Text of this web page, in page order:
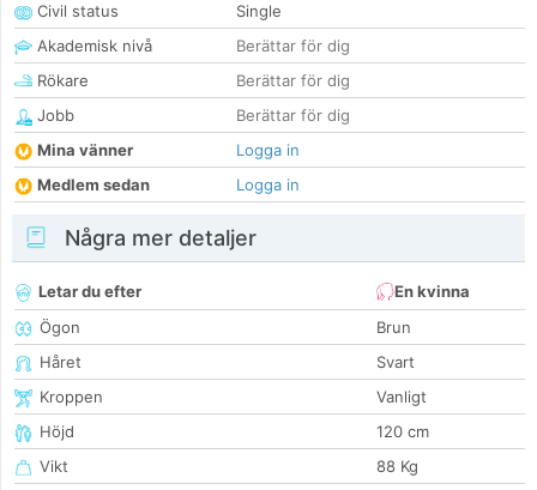
Civil status
Single
Akademisk nivå
Berättar för dig
Rökare
Berättar för dig
Jobb
Berättar för dig
Mina vänner
Logga in
Medlem sedan
Logga in
Några mer detaljer
Letar du efter
En kvinna
Ögon
Brun
Håret
Svart
Kroppen
Vanligt
Höjd
120 cm
Vikt
88 Kg